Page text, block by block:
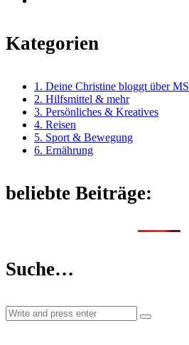
Kategorien
1. Deine Christine bloggt über MS
2. Hilfsmittel & mehr
3. Persönliches & Kreatives
4. Reisen
5. Sport & Bewegung
6. Ernährung
beliebte Beiträge:
Suche…